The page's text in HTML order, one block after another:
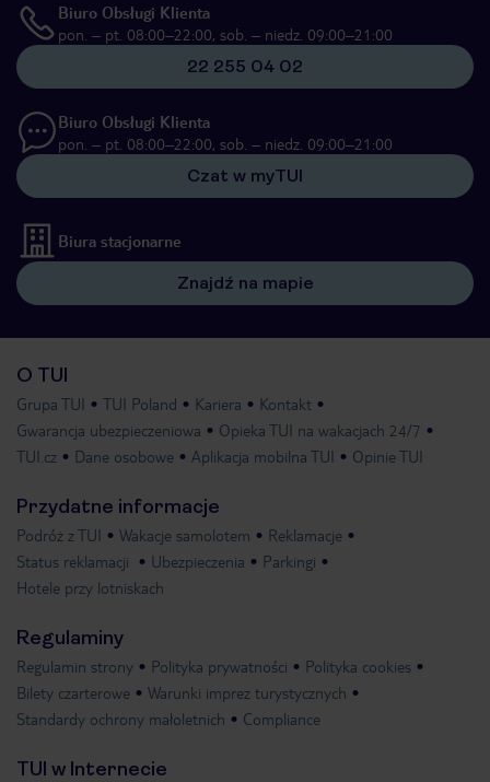
Biuro Obsługi Klienta
pon. – pt. 08:00–22:00, sob. – niedz. 09:00–21:00
22 255 04 02
Biuro Obsługi Klienta
pon. – pt. 08:00–22:00, sob. – niedz. 09:00–21:00
Czat w myTUI
Biura stacjonarne
Znajdź na mapie
O TUI
Grupa TUI TUI Poland Kariera
Kontakt
Gwarancja ubezpieczeniowa
Opieka TUI na wakacjach 24/7
TUI.cz
Dane osobowe Aplikacja mobilna TUI Opinie TUI
Przydatne informacje
Podróż z TUI Wakacje samolotem
Reklamacje
Status reklamacji
Ubezpieczenia
Parkingi
Hotele przy lotniskach
Regulaminy
Regulamin strony Polityka prywatności
Polityka cookies
Bilety czarterowe
Warunki imprez turystycznych
Standardy ochrony małoletnich
Compliance
TUI w Internecie